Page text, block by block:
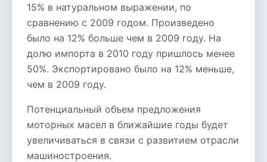
15% в натуральном выражении, по
сравнению с 2009 годом. Произведено
было на 12% больше чем в 2009 году. На
долю импорта в 2010 году пришлось менее
50%. Экспортировано было на 12% меньше,
чем в 2009 году.
Потенциальный объем предложения
моторных масел в ближайшие годы будет
увеличиваться в связи с развитием отрасли
машиностроения.